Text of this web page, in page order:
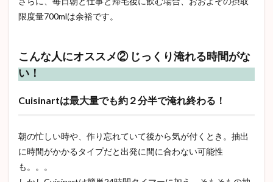
限度量700mlは余裕です。
こんな人にオススメ② じっくり淹れる時間がな
い！
Cuisinartは最大量でも約２分半で淹れ終わる！
朝の忙しい時や、作り忘れていて後から気が付くとき。抽出
に時間がかかるタイプだと出発に間に合わない可能性
も。。。